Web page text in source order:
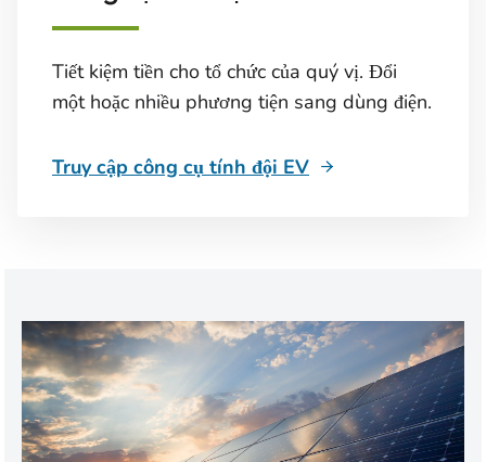
Tiết kiệm tiền cho tổ chức của quý vị. Đổi
một hoặc nhiều phương tiện sang dùng điện.
Truy cập công cụ tính đội EV